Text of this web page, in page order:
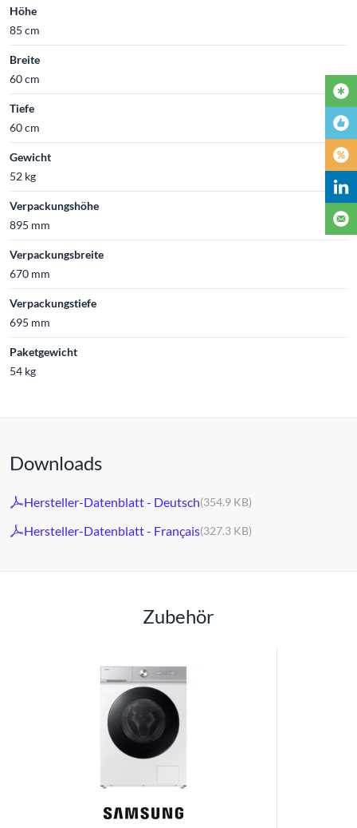
Höhe
85 cm
Breite
60 cm
Tiefe
60 cm
Gewicht
52 kg
Verpackungshöhe
895 mm
Verpackungsbreite
670 mm
Verpackungstiefe
695 mm
Paketgewicht
54 kg
Downloads
Hersteller-Datenblatt - Deutsch(354.9 KB)
Hersteller-Datenblatt - Français(327.3 KB)
Zubehör